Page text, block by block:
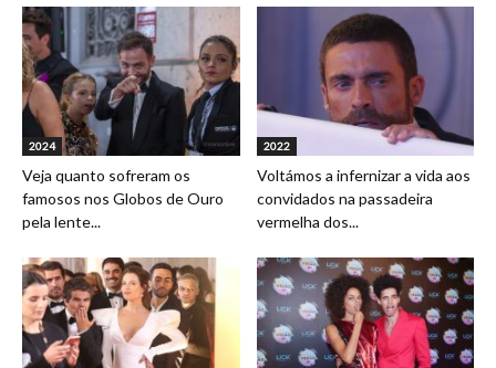
2024
Veja quanto sofreram os
famosos nos Globos de Ouro
pela lente...
2022
Voltámos a infernizar a vida aos
convidados na passadeira
vermelha dos...